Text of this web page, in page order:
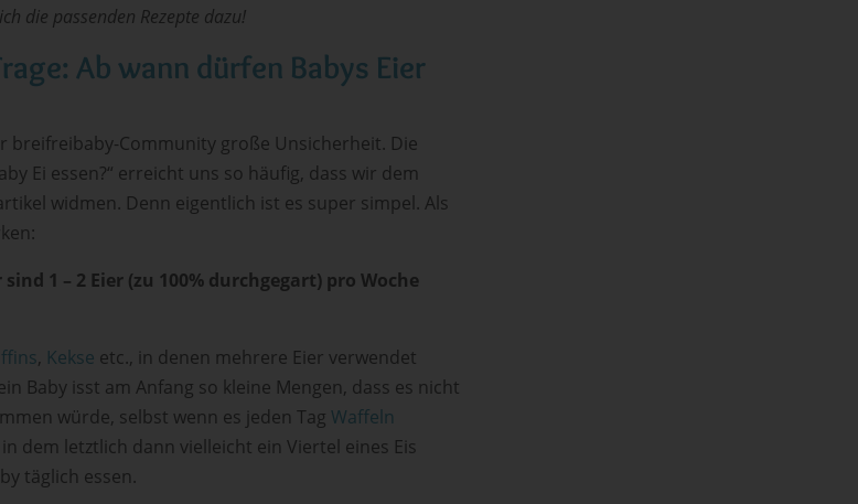
die passenden Rezepte dazu!
Ab wann dürfen Babys Eier
breifreibaby-Community große Unsicherheit. Die
Ei essen?“ erreicht uns so häufig, dass wir dem
widmen. Denn eigentlich ist es super simpel. Als
1 – 2 Eier (zu 100% durchgegart) pro Woche
, Kekse etc., in denen mehrere Eier verwendet
Baby isst am Anfang so kleine Mengen, dass es nicht
würde, selbst wenn es jeden Tag Waffeln
dem letztlich dann vielleicht ein Viertel eines Eis
täglich essen.